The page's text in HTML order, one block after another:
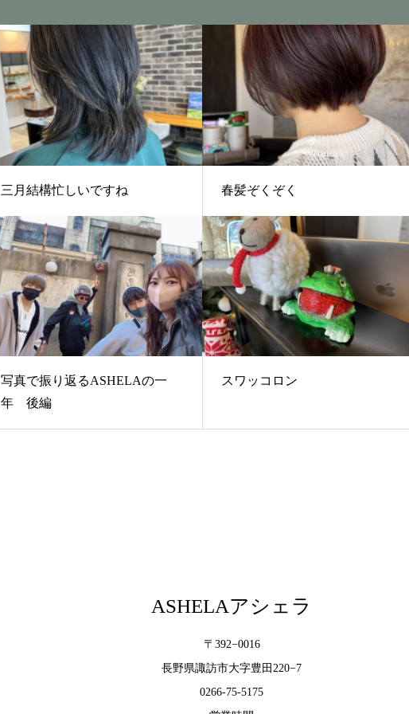
三月結構忙しいですね 春髪ぞくぞく
写真で振り返るASHELAの一
年 後編
スワッコロン
ASHELAアシェラ
〒392−0016
長野県諏訪市大字豊田220−7
0266-75-5175